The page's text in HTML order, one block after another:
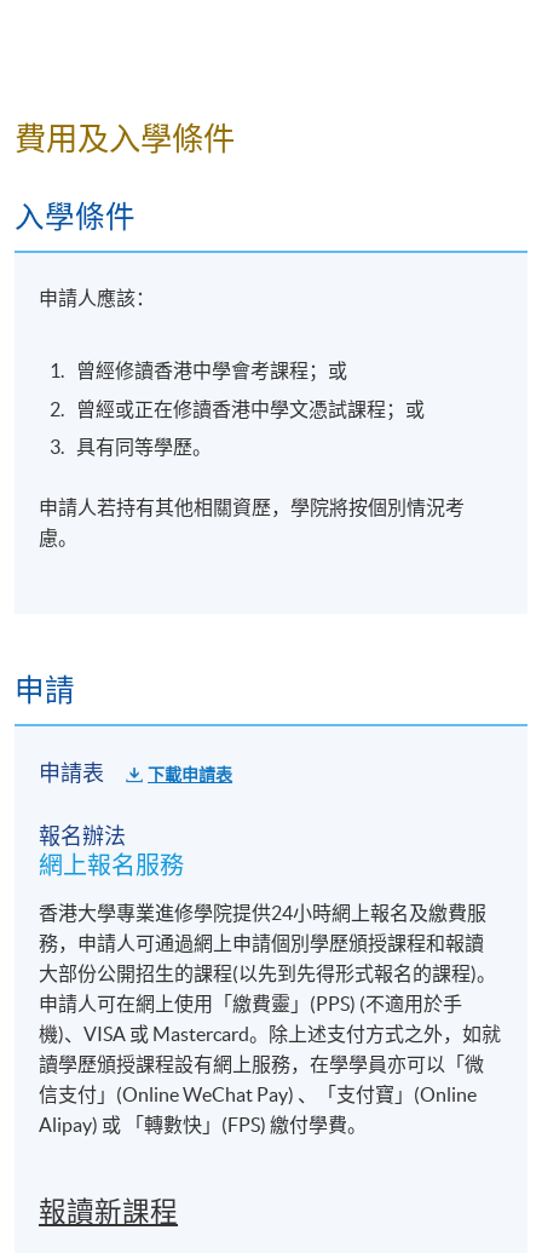
評核
持續評估
估
學銜
香港大學體制，經香港大學專業進修學院頒授「證書
(單元 : 基礎咖啡店飲品製作)」。
費用及入學條件
入學條件
申請人應該：
曾經修讀香港中學會考課程；或
曾經或正在修讀香港中學文憑試課程；或
具有同等學歷。
申請人若持有其他相關資歷，學院將按個別情況考
慮。
申請
申請表 下載申請表
報名辦法
網上報名服務
香港大學專業進修學院提供24小時網上報名及繳費服
務，申請人可通過網上申請個別學歷頒授課程和報讀
大部份公開招生的課程(以先到先得形式報名的課程)。
申請人可在網上使用「繳費靈」(PPS) (不適用於手
機)、VISA 或 Mastercard。除上述支付方式之外，如就
讀學歷頒授課程設有網上服務，在學學員亦可以「微
信支付」(Online WeChat Pay) 、「支付寶」(Online
Alipay) 或 「轉數快」(FPS) 繳付學費。
報讀新課程